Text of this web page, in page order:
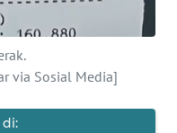
via Sosial Media]